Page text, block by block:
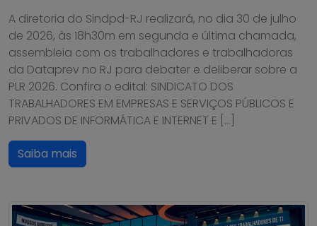
A diretoria do Sindpd-RJ realizará, no dia 30 de julho
de 2026, às 18h30m em segunda e última chamada,
assembleia com os trabalhadores e trabalhadoras
da Dataprev no RJ para debater e deliberar sobre a
PLR 2026. Confira o edital: SINDICATO DOS
TRABALHADORES EM EMPRESAS E SERVIÇOS PÚBLICOS E
PRIVADOS DE INFORMÁTICA E INTERNET E […]
Saiba mais